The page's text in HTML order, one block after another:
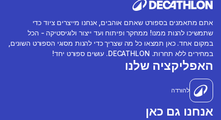
אתם מתאמנים בספורט שאתם אוהבים, אנחנו מייצרים ציוד כדי
שתמשיכו להנות ממנו! ממחקר ופיתוח ועד ייצור ולוגיסטיקה - הכל
במקום אחד. כאן תמצאו כל מה שצריך כדי להנות מסוגי הספורט השונים,
במחירים ללא תחרות. DECATHLON. עושים ספורט יחד!
האפליקציה שלנו
להורדה
אנחנו גם כאן